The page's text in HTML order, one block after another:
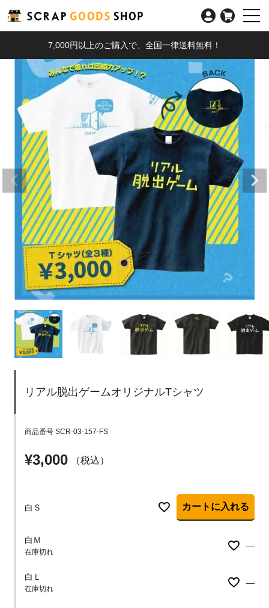
7,000円以上のご購入で、全国一律送料無料！
リアル脱出ゲームオリジナルTシャツ
商品番号 SCR-03-157-FS
¥3,000 税込
白Ｓ カートに入れる
白Ｍ
在庫切れ
—
白Ｌ
在庫切れ
—